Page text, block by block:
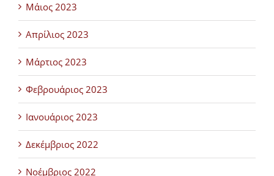
Μάιος 2023
Απρίλιος 2023
Μάρτιος 2023
Φεβρουάριος 2023
Ιανουάριος 2023
Δεκέμβριος 2022
Νοέμβριος 2022